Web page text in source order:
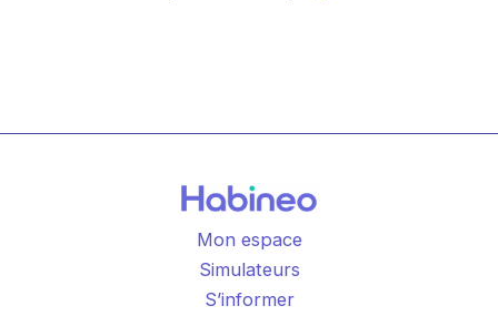
Mon espace
Simulateurs
S’informer